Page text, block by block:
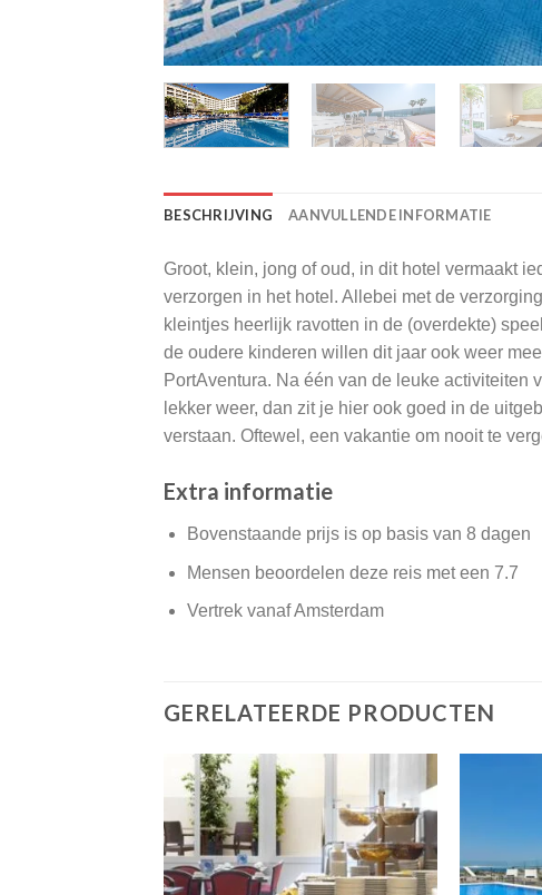
BESCHRIJVING AANVULLENDE INFORMATIE
Groot, klein, jong of oud, in dit hotel vermaakt
verzorgen in het hotel. Allebei met de
kleintjes heerlijk ravotten in de (overdekte)
de oudere kinderen willen dit jaar ook weer
PortAventura. Na één van de leuke activiteiten
lekker weer, dan zit je hier ook goed in de
verstaan. Oftewel, een vakantie om nooit te
Extra informatie
Bovenstaande prijs is op basis van 8 dagen
Mensen beoordelen deze reis met een 7.7
Vertrek vanaf Amsterdam
GERELATEERDE PRODUCTEN